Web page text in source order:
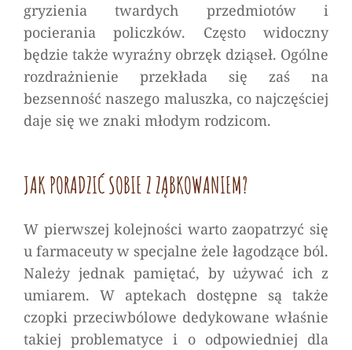
gryzienia twardych przedmiotów i
pocierania policzków. Często widoczny
będzie także wyraźny obrzęk dziąseł. Ogólne
rozdrażnienie przekłada się zaś na
bezsenność naszego maluszka, co najczęściej
daje się we znaki młodym rodzicom.
JAK PORADZIĆ SOBIE Z ZĄBKOWANIEM?
W pierwszej kolejności warto zaopatrzyć się
u farmaceuty w specjalne żele łagodzące ból.
Należy jednak pamiętać, by używać ich z
umiarem. W aptekach dostępne są także
czopki przeciwbólowe dedykowane właśnie
takiej problematyce i o odpowiedniej dla